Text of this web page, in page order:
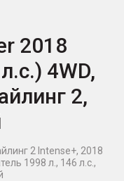
2018
4WD,
2,
2 Intense+, 2018
1998 л., 146 л.с.,